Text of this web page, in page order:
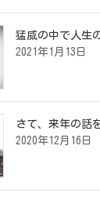
猛威の中で人生
2021年1月13日
さて、来年の話
2020年12月16日